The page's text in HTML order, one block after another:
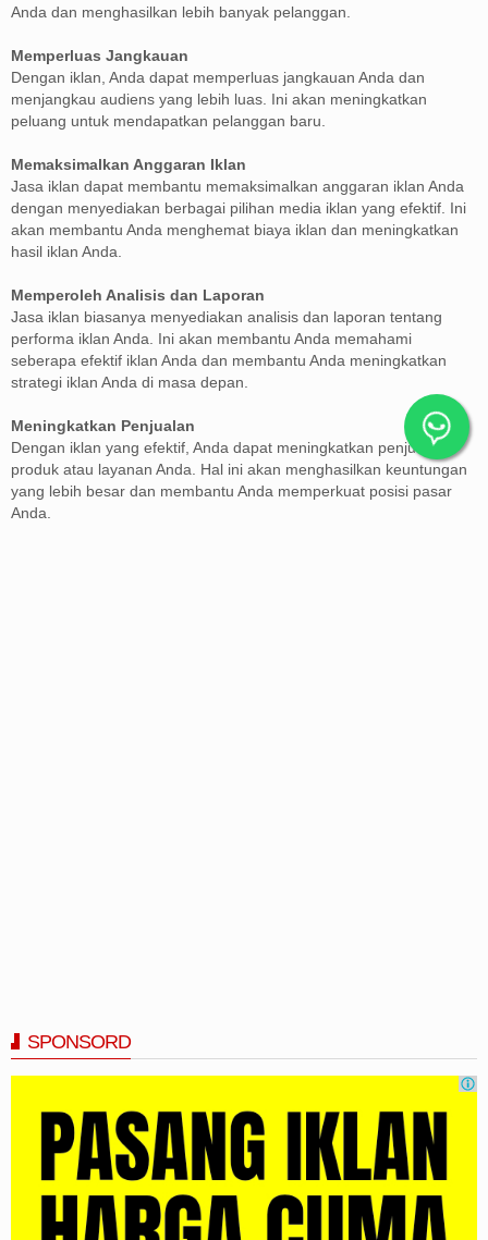
Anda dan menghasilkan lebih banyak pelanggan.
Memperluas Jangkauan
Dengan iklan, Anda dapat memperluas jangkauan Anda dan
menjangkau audiens yang lebih luas. Ini akan meningkatkan
peluang untuk mendapatkan pelanggan baru.
Memaksimalkan Anggaran Iklan
Jasa iklan dapat membantu memaksimalkan anggaran iklan Anda
dengan menyediakan berbagai pilihan media iklan yang efektif. Ini
akan membantu Anda menghemat biaya iklan dan meningkatkan
hasil iklan Anda.
Memperoleh Analisis dan Laporan
Jasa iklan biasanya menyediakan analisis dan laporan tentang
performa iklan Anda. Ini akan membantu Anda memahami
seberapa efektif iklan Anda dan membantu Anda meningkatkan
strategi iklan Anda di masa depan.
Meningkatkan Penjualan
Dengan iklan yang efektif, Anda dapat meningkatkan penjualan
produk atau layanan Anda. Hal ini akan menghasilkan keuntungan
yang lebih besar dan membantu Anda memperkuat posisi pasar
Anda.
SPONSORD